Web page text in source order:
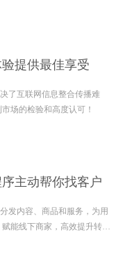
提供最佳享受
了互联网信息整合传播难
计得到市场的检验和高度认可！
主动帮你找客户
发内容、商品和服务，为用